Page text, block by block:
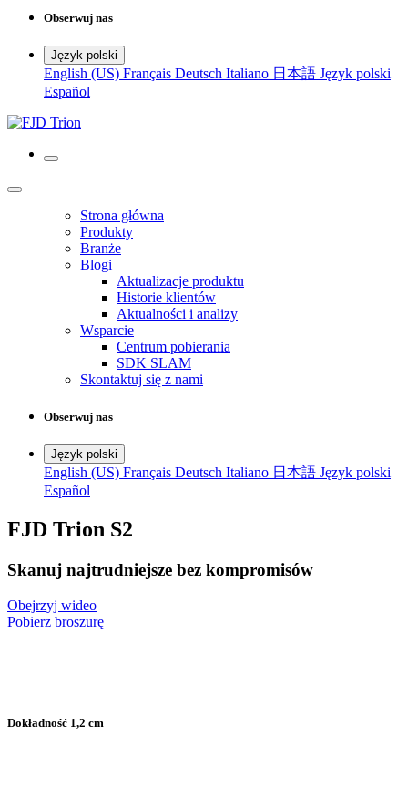
Obserwuj nas
Język polski
English (US) Français Deutsch Italiano 日本語 Język polski
Español
Strona główna
Produkty
Branże
Blogi
Aktualizacje produktu
Historie klientów
Aktualności i analizy
Wsparcie
Centrum pobierania
SDK SLAM
Skontaktuj się z nami
Obserwuj nas
Język polski
English (US) Français Deutsch Italiano 日本語 Język polski
Español
FJD Trion S2
Skanuj najtrudniejsze bez kompromisów
Obejrzyj wideo
Pobierz broszurę
Dokładność 1,2 cm